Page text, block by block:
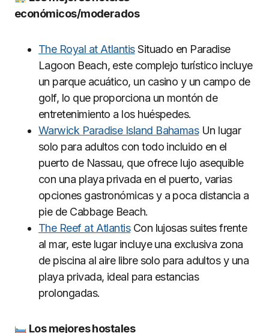
económicos/moderados
The Royal at AtlantisSituado en Paradise
Lagoon Beach, este complejo turístico incluye
un parque acuático, un casino y un campo de
golf, lo que proporciona un montón de
entretenimiento a los huéspedes.
Warwick Paradise Island BahamasUn lugar
solo para adultos con todo incluido en el
puerto de Nassau, que ofrece lujo asequible
con una playa privada en el puerto, varias
opciones gastronómicas y a poca distancia a
pie de Cabbage Beach.
The Reef at AtlantisCon lujosas suites frente
al mar, este lugar incluye una exclusiva zona
de piscina al aire libre solo para adultos y una
playa privada, ideal para estancias
prolongadas.
Los mejores hostales